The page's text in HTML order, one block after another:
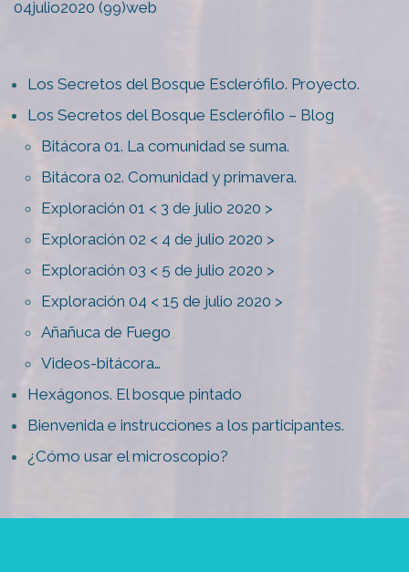
04julio2020 (99)web
Los Secretos del Bosque Esclerófilo. Proyecto.
Los Secretos del Bosque Esclerófilo – Blog
Bitácora 01. La comunidad se suma.
Bitácora 02. Comunidad y primavera.
Exploración 01 < 3 de julio 2020 >
Exploración 02 < 4 de julio 2020 >
Exploración 03 < 5 de julio 2020 >
Exploración 04 < 15 de julio 2020 >
Añañuca de Fuego
Videos-bitácora…
Hexágonos. El bosque pintado
Bienvenida e instrucciones a los participantes.
¿Cómo usar el microscopio?